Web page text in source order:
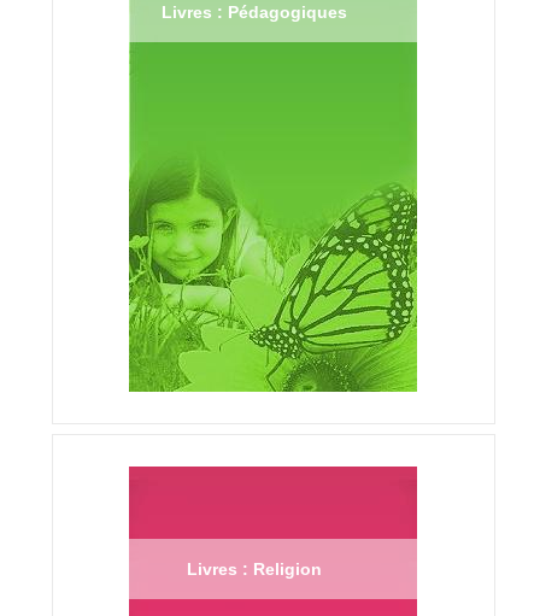
Livres : Pédagogiques
Livres : Religion